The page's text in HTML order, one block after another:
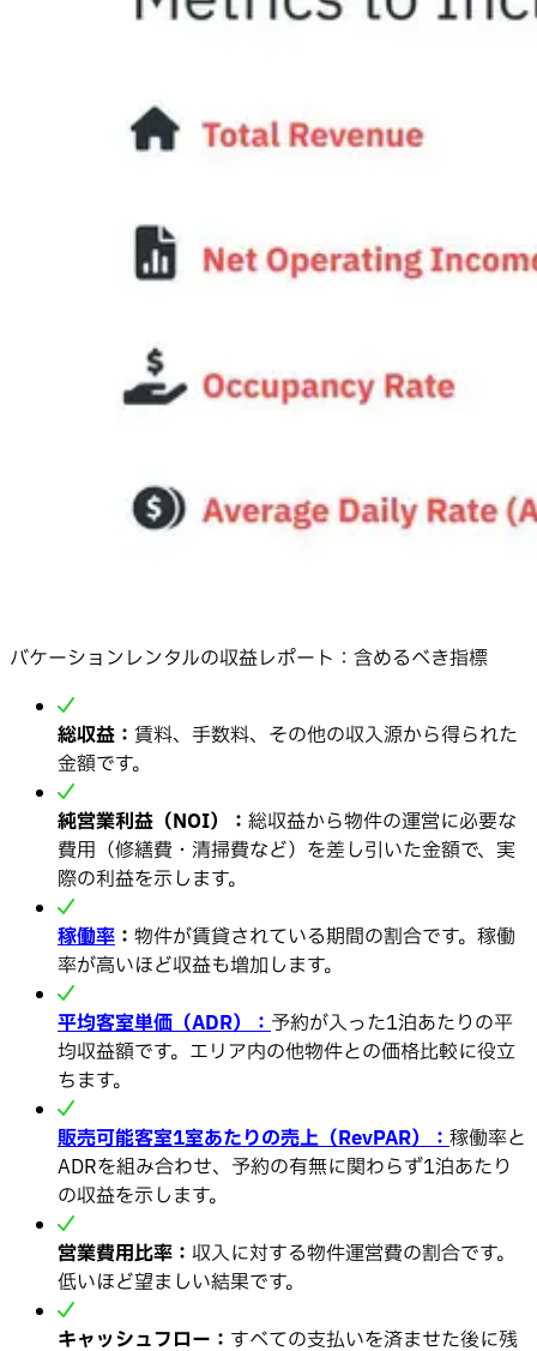
バケーションレンタルの収益レポート：含めるべき指標
総収益： 賃料、手数料、その他の収入源から得られた
金額です。
純営業利益（NOI）： 総収益から物件の運営に必要な
費用（修繕費・清掃費など）を差し引いた金額で、実
際の利益を示します。
稼働率 ： 物件が賃貸されている期間の割合です。稼働
率が高いほど収益も増加します。
平均客室単価（ADR）：予約が入った1泊あたりの平
均収益額です。エリア内の他物件との価格比較に役立
ちます。
販売可能客室1室あたりの売上（RevPAR）：稼働率と
ADRを組み合わせ、予約の有無に関わらず1泊あたり
の収益を示します。
営業費用比率： 収入に対する物件運営費の割合です。
低いほど望ましい結果です。
キャッシュフロー： すべての支払いを済ませた後に残